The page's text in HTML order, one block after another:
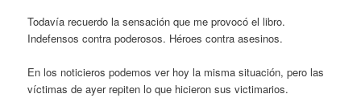
Todavía recuerdo la sensación que me provocó el libro.
Indefensos contra poderosos. Héroes contra asesinos.
En los noticieros podemos ver hoy la misma situación, pero las
víctimas de ayer repiten lo que hicieron sus victimarios.